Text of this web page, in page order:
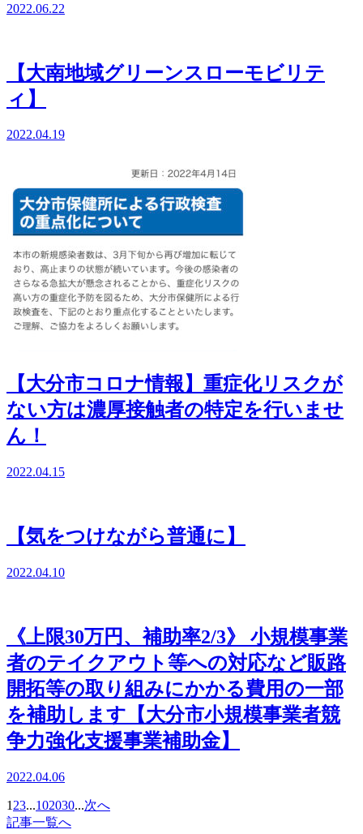
2022.06.22
【大南地域グリーンスローモビリテ
ィ】
2022.04.19
【大分市コロナ情報】重症化リスクが
ない方は濃厚接触者の特定を行いませ
ん！
2022.04.15
【気をつけながら普通に】
2022.04.10
《上限30万円、補助率2/3》 小規模事業
者のテイクアウト等への対応など販路
開拓等の取り組みにかかる費用の一部
を補助します【大分市小規模事業者競
争力強化支援事業補助金】
2022.04.06
1 23...102030...次へ
記事一覧へ